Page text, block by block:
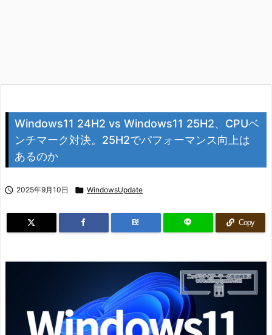
Windows11 24H2 vs Windows11 25H2、CPUベ
ンチマーク対決。25H2でパフォーマンス向上は
あるのか
 2025年9月10日  WindowsUpdate
B! Copy